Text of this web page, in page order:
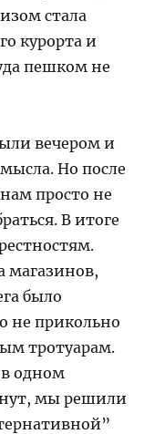
стала
курорта и
пешком не
вечером и
Но после
просто не
В итоге
магазинов,
было
не прикольно
тротуарам.
одном
мы решили